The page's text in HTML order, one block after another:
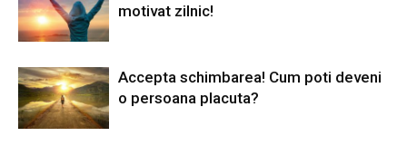
motivat zilnic!
Accepta schimbarea! Cum poti deveni
o persoana placuta?